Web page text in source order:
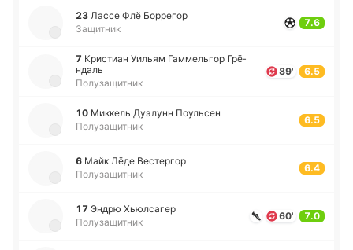
23 Лассе Флё Бо­рре­гор
Защитник
7.6
7 Кри­стиан Уильям Га­мме­льгор Грё­
ндаль
Полузащитник
89' 6.5
10 Ми­ккель Дуэ­лунн Поу­льсен
Полузащитник
6.5
6 Майк Лёде Ве­сте­ргор
Полузащитник
6.4
17 Эндрю Хью­лса­гер
Полузащитник
60' 7.0